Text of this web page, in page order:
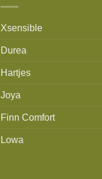
Xsensible
Durea
Hartjes
Joya
Finn Comfort
Lowa